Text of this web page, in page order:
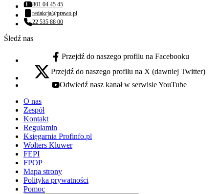
Numer telefonu:
801 04 45 45
Adres email:
redakcja@prawo.pl
Numer telefonu:
22 535 88 00
Śledź nas
facebook - otwiera się w nowej karcie
Przejdź do naszego profilu na Facebooku
x - otwiera się w nowej karcie
Przejdź do naszego profilu na X (dawniej Twitter)
youtube - otwiera się w nowej karcie
Odwiedź nasz kanał w serwisie YouTube
O nas
Zespół
Kontakt
Regulamin
Księgarnia Profinfo.pl
Wolters Kluwer
FEPI
FPOP
Mapa strony
Polityka prywatności
Pomoc